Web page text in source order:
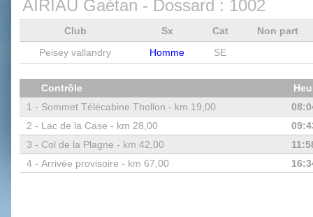
AIRIAU Gaétan - Dossard : 1002
Club Sx Cat
Non part
Peisey vallandry
Homme SE
Contrôle
1 - Sommet Télécabine Thollon - km 19,00
2 - Lac de la Case - km 28,00
3 - Col de la Plagne - km 42,00
4 - Arrivée provisoire - km 67,00